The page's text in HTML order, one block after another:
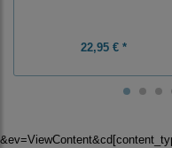
22,95 € *